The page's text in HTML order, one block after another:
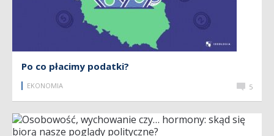
Po co płacimy podatki?
EKONOMIA 5